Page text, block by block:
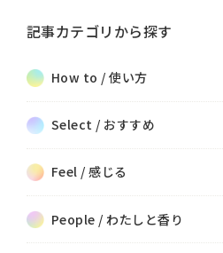
記事カテゴリから探す
How to / 使い方
Select / おすすめ
Feel / 感じる
People / わたしと香り